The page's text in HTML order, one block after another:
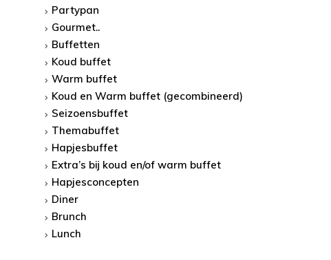
Partypan
Gourmet..
Buffetten
Koud buffet
Warm buffet
Koud en Warm buffet (gecombineerd)
Seizoensbuffet
Themabuffet
Hapjesbuffet
Extra’s bij koud en/of warm buffet
Hapjesconcepten
Diner
Brunch
Lunch